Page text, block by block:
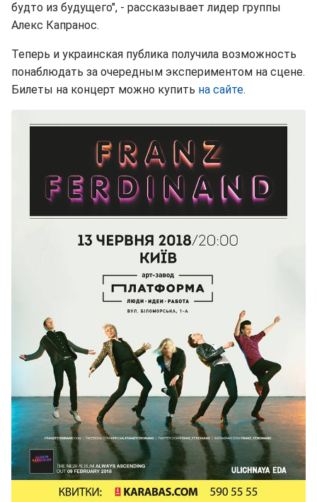
будто из будущего", - рассказывает лидер группы
Алекс Капранос.
Теперь и украинская публика получила возможность
понаблюдать за очередным экспериментом на сцене.
Билеты на концерт можно купить на сайте.